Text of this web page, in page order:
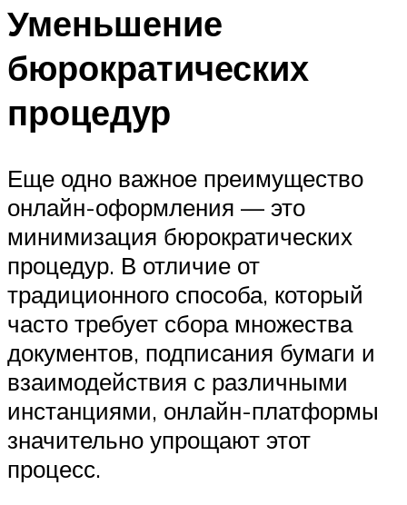
Уменьшение
бюрократических
процедур
Еще одно важное преимущество
онлайн-оформления — это
минимизация бюрократических
процедур. В отличие от
традиционного способа, который
часто требует сбора множества
документов, подписания бумаги и
взаимодействия с различными
инстанциями, онлайн-платформы
значительно упрощают этот
процесс.